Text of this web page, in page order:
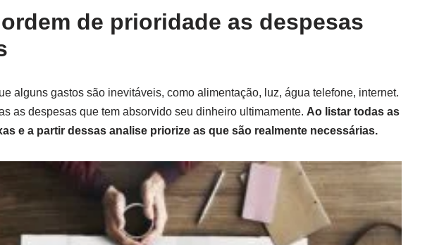
de prioridade as despesas
alguns gastos são inevitáveis, como alimentação, luz, água telefone, internet.
as despesas que tem absorvido seu dinheiro ultimamente. Ao listar todas as
e a partir dessas analise priorize as que são realmente necessárias.